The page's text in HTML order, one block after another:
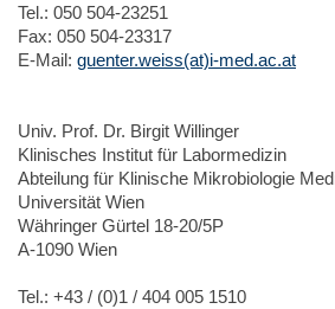
Tel.: 050 504-23251
Fax: 050 504-23317
E-Mail: guenter.weiss(at)i-med.ac.at
Univ. Prof. Dr. Birgit Willinger
Klinisches Institut für Labormedizin
Abteilung für Klinische Mikrobiologie
Universität Wien
Währinger Gürtel 18-20/5P
A-1090 Wien
Tel.: +43 / (0)1 / 404 005 1510